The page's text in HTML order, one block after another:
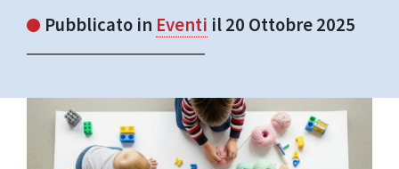
Pubblicato in Eventi il 20 Ottobre 2025